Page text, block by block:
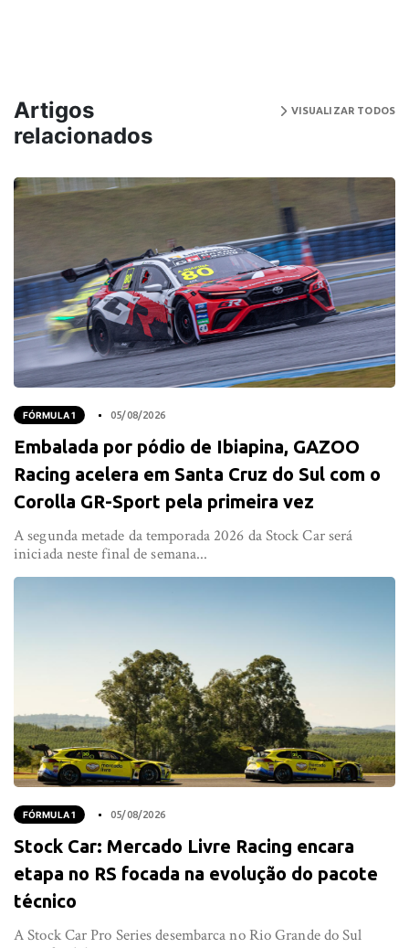
Artigos
relacionados
VISUALIZAR TODOS
FÓRMULA 1 05/08/2026
Embalada por pódio de Ibiapina, GAZOO
Racing acelera em Santa Cruz do Sul com o
Corolla GR-Sport pela primeira vez
A segunda metade da temporada 2026 da Stock Car será
iniciada neste final de semana...
FÓRMULA 1 05/08/2026
Stock Car: Mercado Livre Racing encara
etapa no RS focada na evolução do pacote
técnico
A Stock Car Pro Series desembarca no Rio Grande do Sul